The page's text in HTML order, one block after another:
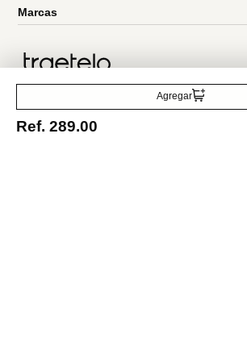
Agregar
Ref. 289.00
Entérate de todo lo nuevo
Acepto la política de tratamiento de datos
Acerca de nosotros